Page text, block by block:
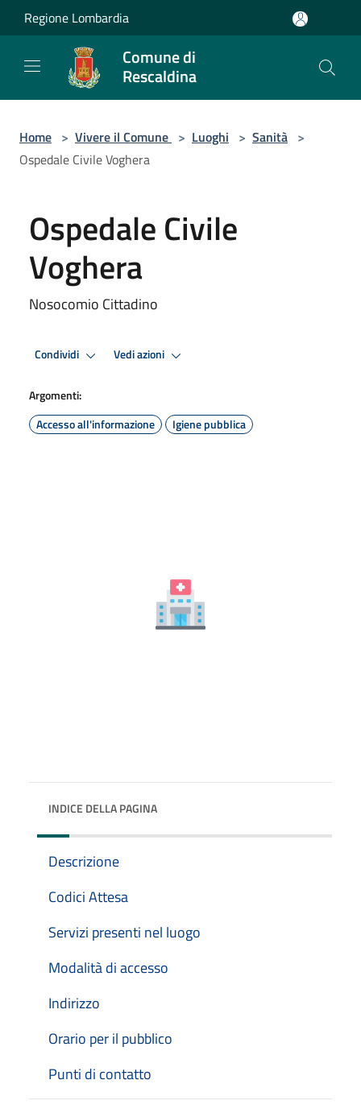
Salta al contenuto principale
Regione Lombardia
Comune di
Rescaldina
Home > Vivere il Comune > Luoghi > Sanità >
Ospedale Civile Voghera
Ospedale Civile
Voghera
Nosocomio Cittadino
Condividi Vedi azioni
Argomenti:
Accesso all'informazione
Igiene pubblica
INDICE DELLA PAGINA
Descrizione
Codici Attesa
Servizi presenti nel luogo
Modalità di accesso
Indirizzo
Orario per il pubblico
Punti di contatto